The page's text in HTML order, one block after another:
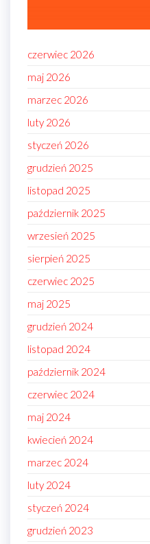
czerwiec 2026
maj 2026
marzec 2026
luty 2026
styczeń 2026
grudzień 2025
listopad 2025
październik 2025
wrzesień 2025
sierpień 2025
czerwiec 2025
maj 2025
grudzień 2024
listopad 2024
październik 2024
czerwiec 2024
maj 2024
kwiecień 2024
marzec 2024
luty 2024
styczeń 2024
grudzień 2023